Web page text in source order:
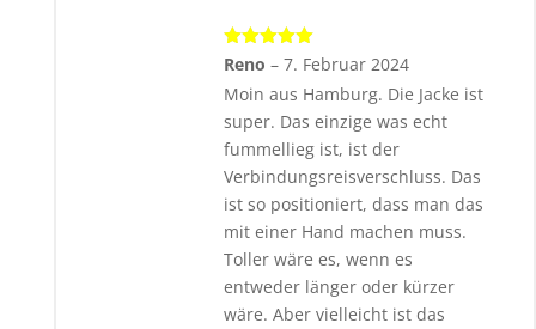
Bewertet
Reno – 7. Februar 2024
Moin aus Hamburg. Die Jacke ist
super. Das einzige was echt
fummellieg ist, ist der
Verbindungsreisverschluss. Das
ist so positioniert, dass man das
mit einer Hand machen muss.
Toller wäre es, wenn es
entweder länger oder kürzer
wäre. Aber vielleicht ist das